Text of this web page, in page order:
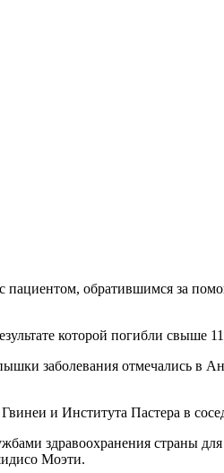
пациентом, обратившимся за
которой погибли свыше
заболевания отмечались
и Института Пастера в
здравоохранения страны
Моэти.